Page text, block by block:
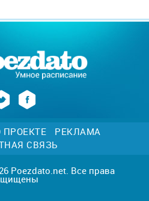
ПРОЕКТЕ
РЕКЛАМА
СВЯЗЬ
Poezdato.net. Все права